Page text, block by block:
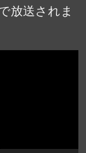
放送されま